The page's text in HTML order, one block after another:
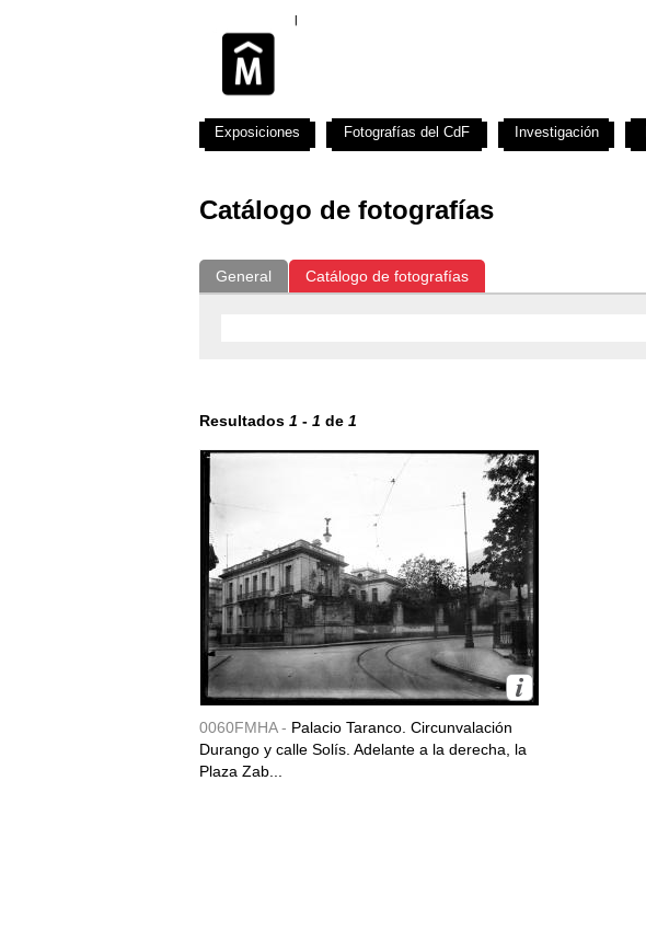
Catálogo de fotografías
General Catálogo de fotografías
Resultados 1 - 1 de 1
0060FMHA - Palacio Taranco. Circunvalación
Durango y calle Solís. Adelante a la derecha, la
Plaza Zab...
Exposiciones Fotografías del CdF Investigación